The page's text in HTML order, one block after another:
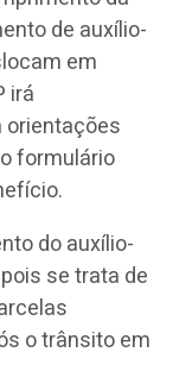
de auxílio-
em
irá
orientações
formulário
do auxílio-
se trata de
o trânsito em